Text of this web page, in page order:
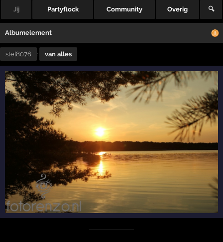
Jij Partyflock Community Overig 🔍
Albumelement
stel8076 : van alles